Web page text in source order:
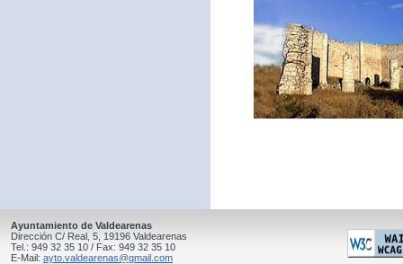
Ayuntamiento de Valdearenas
Dirección C/ Real, 5, 19196 Valdearenas
Tel.: 949 32 35 10 / Fax: 949 32 35 10
E-Mail: ayto.valdearenas@gmail.com